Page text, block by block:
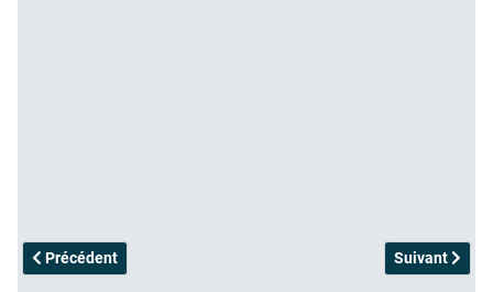
Article précédent : Socket
Précédent Article
Suivant